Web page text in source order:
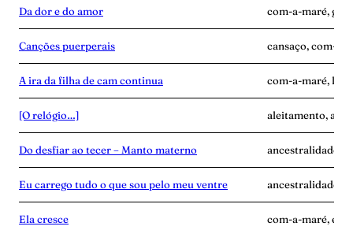
Da dor e do amor com-a-maré,
Canções puerperais cansaço, com-a-
A ira da filha de cam continua com-a-maré,
[O relógio…] aleitamento,
Do desfiar ao tecer – Manto materno ancestralidade,
Eu carrego tudo o que sou pelo meu ventre ancestralidade,
Ela cresce com-a-maré,